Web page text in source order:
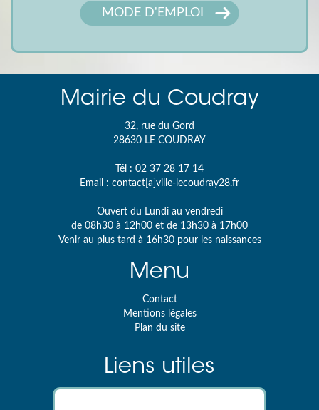
MODE D'EMPLOI
Mairie du Coudray
32, rue du Gord
28630 LE COUDRAY
Tél : 02 37 28 17 14
Email : contact[a]ville-lecoudray28.fr
Ouvert du Lundi au vendredi
de 08h30 à 12h00 et de 13h30 à 17h00
Venir au plus tard à 16h30 pour les naissances
Menu
Contact
Mentions légales
Plan du site
Liens utiles